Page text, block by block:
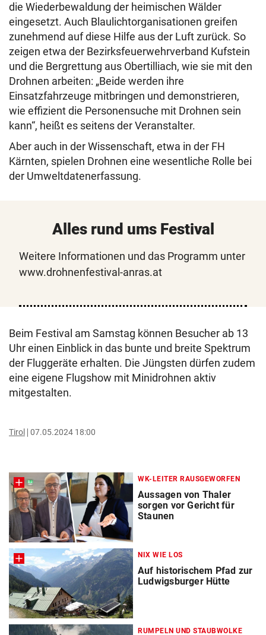
die Wiederbewaldung der heimischen Wälder
eingesetzt. Auch Blaulichtorganisationen greifen
zunehmend auf diese Hilfe aus der Luft zurück. So
zeigen etwa der Bezirksfeuerwehrverband Kufstein
und die Bergrettung aus Obertilliach, wie sie mit den
Drohnen arbeiten: „Beide werden ihre
Einsatzfahrzeuge mitbringen und demonstrieren,
wie effizient die Personensuche mit Drohnen sein
kann“, heißt es seitens der Veranstalter.
Aber auch in der Wissenschaft, etwa in der FH
Kärnten, spielen Drohnen eine wesentliche Rolle bei
der Umweltdatenerfassung.
Alles rund ums Festival
Weitere Informationen und das Programm unter
www.drohnenfestival-anras.at
Beim Festival am Samstag können Besucher ab 13
Uhr einen Einblick in das bunte und breite Spektrum
der Fluggeräte erhalten. Die Jüngsten dürfen zudem
eine eigene Flugshow mit Minidrohnen aktiv
mitgestalten.
Tirol 07.05.2024 18:00
WK-LEITER RAUSGEWORFEN
Aussagen von Thaler
sorgen vor Gericht für
Staunen
NIX WIE LOS
Auf historischem Pfad zur
Ludwigsburger Hütte
RUMPELN UND STAUBWOLKE